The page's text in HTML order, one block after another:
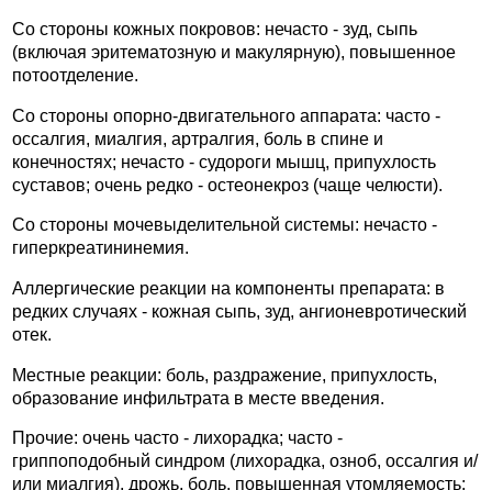
Со стороны кожных покровов: нечасто - зуд, сыпь
(включая эритематозную и макулярную), повышенное
потоотделение.
Со стороны опорно-двигательного аппарата: часто -
оссалгия, миалгия, артралгия, боль в спине и
конечностях; нечасто - судороги мышц, припухлость
суставов; очень редко - остеонекроз (чаще челюсти).
Со стороны мочевыделительной системы: нечасто -
гиперкреатининемия.
Аллергические реакции на компоненты препарата: в
редких случаях - кожная сыпь, зуд, ангионевротический
отек.
Местные реакции: боль, раздражение, припухлость,
образование инфильтрата в месте введения.
Прочие: очень часто - лихорадка; часто -
гриппоподобный синдром (лихорадка, озноб, оссалгия и/
или миалгия), дрожь, боль, повышенная утомляемость;